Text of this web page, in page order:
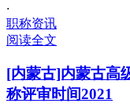
·
职称资讯
阅读全文
[内蒙古]内蒙古高
称评审时间2021